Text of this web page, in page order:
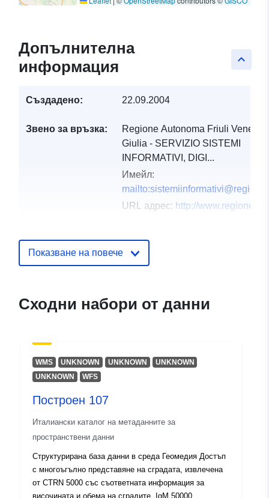
keyboard_arrow_up
Допълнителна
информация
Създадено: 22.09.2004
Звено за връзка:
Regione Autonoma Friuli Venezia
Giulia - SERVIZIO SISTEMI
INFORMATIVI, DIGI...
Имейл:
URL адрес: http://
запис:
December 2021
Актуализирана на
Пространствени
Координати:
]
Идентификатор
и:
m6525-cc-i9343
Показване на повече
Сходни набори от данни
WMS UNKNOWN UNKNOWN
UNKNOWN
UNKNOWN
WFS
Построен 107
Италиански каталог на метаданните за
пространствени данни
Структурирана база данни в среда Геомедия Достъп
с многоъгълно представяне на сградата, извлечена
от CTRN 5000 със съответната информация за
височината и обема на сградите. IgM 50000